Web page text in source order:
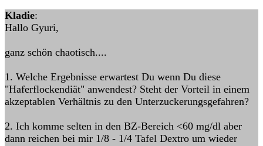
Kladie:
Hallo Gyuri,
ganz schön chaotisch....
1. Welche Ergebnisse erwartest Du wenn Du diese
"Haferflockendiät" anwendest? Steht der Vorteil in einem
akzeptablen Verhältnis zu den Unterzuckerungsgefahren?
2. Ich komme selten in den BZ-Bereich <60 mg/dl aber
dann reichen bei mir 1/8 - 1/4 Tafel Dextro um wieder